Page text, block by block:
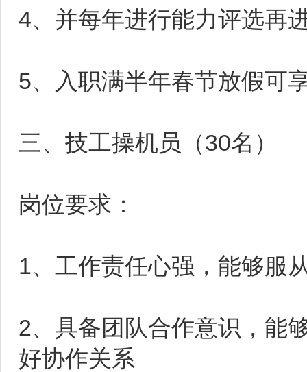
4、并每年进行能力评选再
5、入职满半年春节放假可
三、技工操机员（30名）
岗位要求：
1、工作责任心强，能够服
2、具备团队合作意识，能
好协作关系